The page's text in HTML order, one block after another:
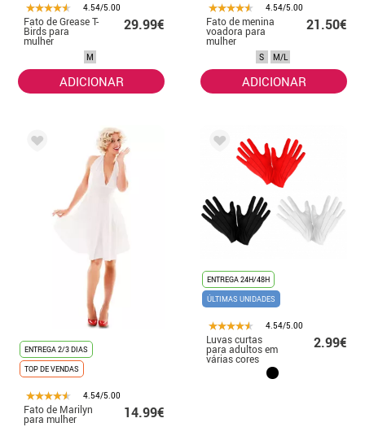
4.54/5.00
Fato de Grease T-
Birds para
mulher
29.99€
M
ADICIONAR
4.54/5.00
Fato de menina
voadora para
mulher
21.50€
S M/L
ADICIONAR
ENTREGA 2/3 DIAS
TOP DE VENDAS
4.54/5.00
Fato de Marilyn
para mulher 14.99€
ENTREGA 24H/48H
ÚLTIMAS UNIDADES
4.54/5.00
Luvas curtas
para adultos em
várias cores
2.99€